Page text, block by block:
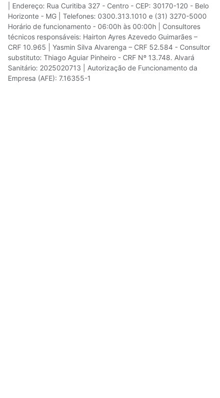
| Endereço: Rua Curitiba 327 - Centro - CEP: 30170-120 - Belo
Horizonte - MG | Telefones: 0300.313.1010 e (31) 3270-5000
Horário de funcionamento - 06:00h às 00:00h | Consultores
técnicos responsáveis: Hairton Ayres Azevedo Guimarães –
CRF 10.965 | Yasmin Silva Alvarenga – CRF 52.584 - Consultor
substituto: Thiago Aguiar Pinheiro - CRF Nº 13.748. Alvará
Sanitário: 2025020713 | Autorização de Funcionamento da
Empresa (AFE): 7.16355-1